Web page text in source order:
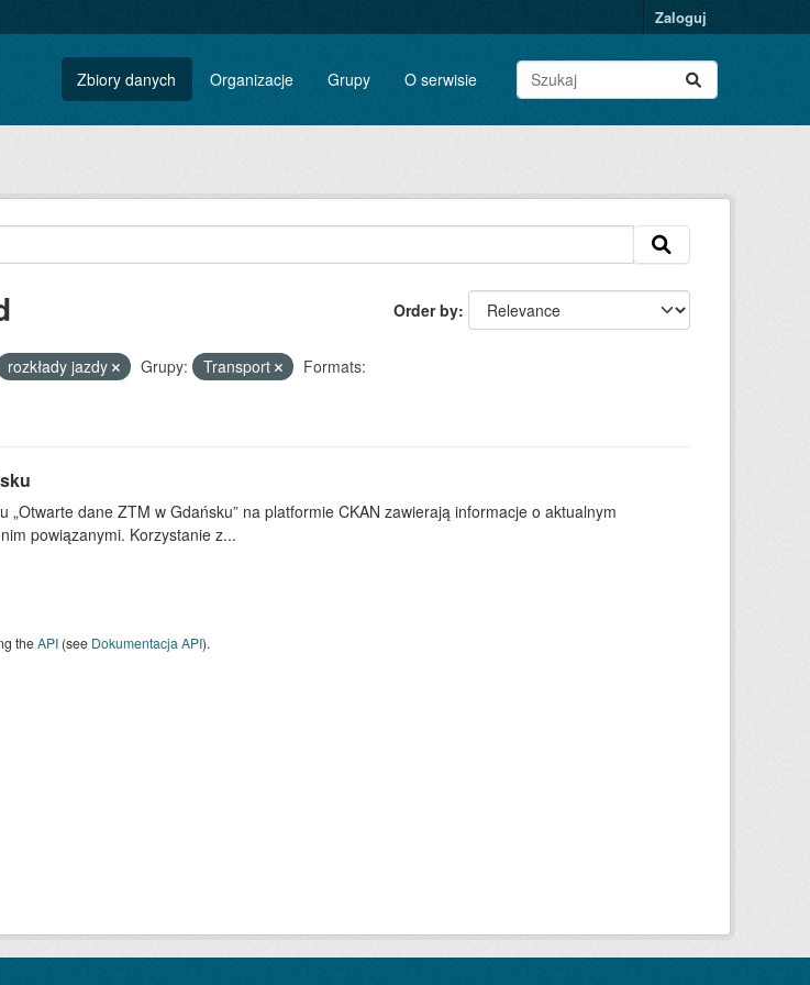
Zaloguj
Zbiory danych Organizacje Grupy O serwisie
Order by
rozkłady jazdy Grupy: Transport
Formats:
„Otwarte dane ZTM w Gdańsku” na platformie CKAN zawierają informacje o aktualnym
powiązanymi. Korzystanie z...
theAPI(see Dokumentacja API).